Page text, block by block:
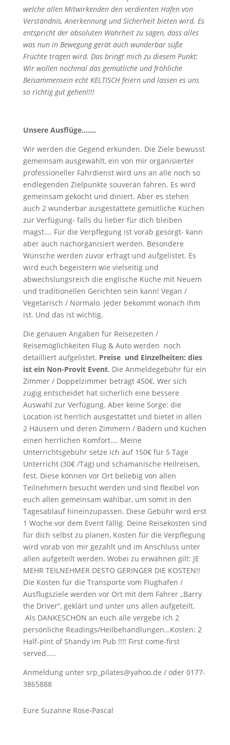
welche allen Mitwirkenden den verdienten Hafen von
Verständnis, Anerkennung und Sicherheit bieten wird. Es
entspricht der absoluten Wahrheit zu sagen, dass alles
was nun in Bewegung gerät auch wunderbar süße
Früchte tragen wird. Das bringt mich zu diesem Punkt:
Wir wollen nochmal das gemütliche und fröhliche
Beisammensein echt KELTISCH feiern und lassen es uns
so richtig gut gehen!!!!
Unsere Ausflüge…….
Wir werden die Gegend erkunden. Die Ziele bewusst
gemeinsam ausgewählt, ein von mir organisierter
professioneller Fahrdienst wird uns an alle noch so
endlegenden Zielpunkte souverän fahren. Es wird
gemeinsam gekocht und diniert. Aber es stehen
auch 2 wunderbar ausgestattete gemütliche Küchen
zur Verfügung- falls du lieber für dich bleiben
magst…. Für die Verpflegung ist vorab gesorgt- kann
aber auch nachorganisiert werden. Besondere
Wünsche werden zuvor erfragt und aufgelistet. Es
wird euch begeistern wie vielseitig und
abwechslungsreich die englische Küche mit Neuem
und traditionellen Gerichten sein kann! Vegan /
Vegetarisch / Normalo. Jeder bekommt wonach ihm
ist. Und das ist wichtig.
Die genauen Angaben für Reisezeiten /
Reisemöglichkeiten Flug & Auto werden noch
detailliert aufgelistet. Preise und Einzelheiten: dies
ist ein Non-Provit Event. Die Anmeldegebühr für ein
Zimmer / Doppelzimmer beträgt 450€. Wer sich
zügig entscheidet hat sicherlich eine bessere
Auswahl zur Verfügung. Aber keine Sorge: die
Location ist herrlich ausgestattet und bietet in allen
2 Häusern und deren Zimmern / Bädern und Küchen
einen herrlichen Komfort…. Meine
Unterrichtsgebühr setze ich auf 150€ für 5 Tage
Unterricht (30€ /Tag) und schamanische Heilreisen,
fest. Diese können vor Ort beliebig von allen
Teilnehmern besucht werden und sind flexibel von
euch allen gemeinsam wählbar, um somit in den
Tagesablauf hineinzupassen. Diese Gebühr wird erst
1 Woche vor dem Event fällig. Deine Reisekosten sind
für dich selbst zu planen, Kosten für die Verpflegung
wird vorab von mir gezahlt und im Anschluss unter
allen aufgeteilt werden. Wobei zu erwähnen gilt: JE
MEHR TEILNEHMER DESTO GERINGER DIE KOSTEN!!
Die Kosten für die Transporte vom Flughafen /
Ausflugsziele werden vor Ort mit dem Fahrer „Barry
the Driver“, geklärt und unter uns allen aufgeteilt.
Als DANKESCHÖN an euch alle vergebe ich 2
persönliche Readings/Heilbehandlungen…Kosten: 2
Half-pint of Shandy im Pub !!!! First come-first
served…..
Anmeldung unter srp_pilates@yahoo.de / oder 0177-
3865888
Eure Suzanne Rose-Pascal